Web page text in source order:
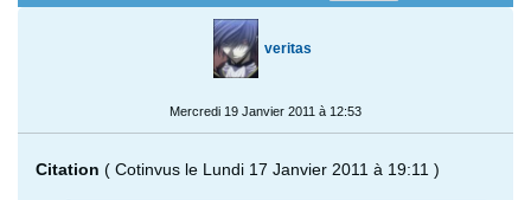
veritas
Mercredi 19 Janvier 2011 à 12:53
Citation ( Cotinvus le Lundi 17 Janvier 2011 à 19:11 )